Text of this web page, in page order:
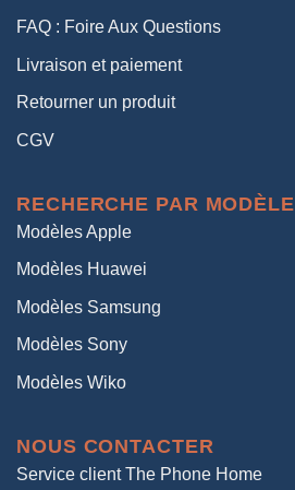
FAQ : Foire Aux Questions
Livraison et paiement
Retourner un produit
CGV
RECHERCHE PAR MODÈLE
Modèles Apple
Modèles Huawei
Modèles Samsung
Modèles Sony
Modèles Wiko
NOUS CONTACTER
Service client The Phone Home